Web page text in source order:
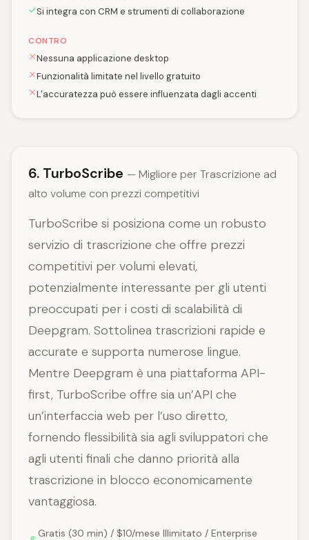
Si integra con CRM e strumenti di collaborazione
CONTRO
Nessuna applicazione desktop
Funzionalità limitate nel livello gratuito
L'accuratezza può essere influenzata dagli accenti
6. TurboScribe — Migliore per Trascrizione ad
alto volume con prezzi competitivi
TurboScribe si posiziona come un robusto
servizio di trascrizione che offre prezzi
competitivi per volumi elevati,
potenzialmente interessante per gli utenti
preoccupati per i costi di scalabilità di
Deepgram. Sottolinea trascrizioni rapide e
accurate e supporta numerose lingue.
Mentre Deepgram è una piattaforma API-
first, TurboScribe offre sia un’API che
un’interfaccia web per l’uso diretto,
fornendo flessibilità sia agli sviluppatori che
agli utenti finali che danno priorità alla
trascrizione in blocco economicamente
vantaggiosa.
Gratis (30 min) / $10/mese Illimitato / Enterprise